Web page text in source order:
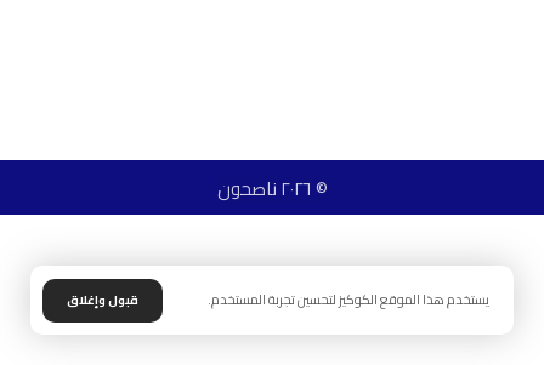
© ٢٠٢٦ ناصحون
يستخدم هذا الموقع الكوكيز لتحسين تجربة المستخدم. قبول وإغلاق